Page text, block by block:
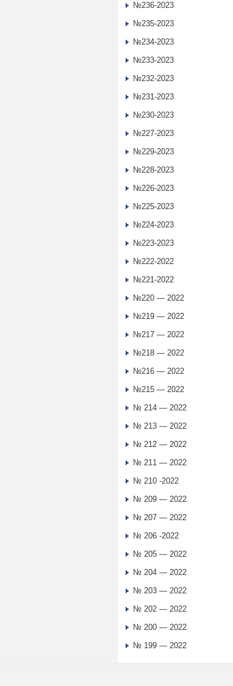
№236-2023
№235-2023
№234-2023
№233-2023
№232-2023
№231-2023
№230-2023
№227-2023
№229-2023
№228-2023
№226-2023
№225-2023
№224-2023
№223-2023
№222-2022
№221-2022
№220 — 2022
№219 — 2022
№217 — 2022
№218 — 2022
№216 — 2022
№215 — 2022
№ 214 — 2022
№ 213 — 2022
№ 212 — 2022
№ 211 — 2022
№ 210 -2022
№ 209 — 2022
№ 207 — 2022
№ 206 -2022
№ 205 — 2022
№ 204 — 2022
№ 203 — 2022
№ 202 — 2022
№ 200 — 2022
№ 199 — 2022